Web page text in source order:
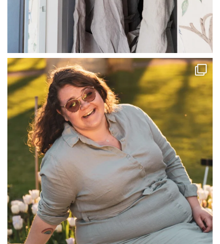
linliving
Jul 13